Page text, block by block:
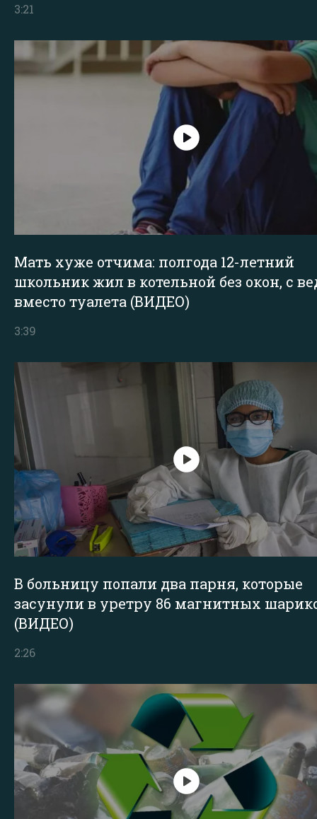
3:21
Мать хуже отчима: полгода 12-летний
школьник жил в котельной без окон, с
вместо туалета (ВИДЕО)
3:39
В больницу попали два парня, которые
засунули в уретру 86 магнитных
(ВИДЕО)
2:26